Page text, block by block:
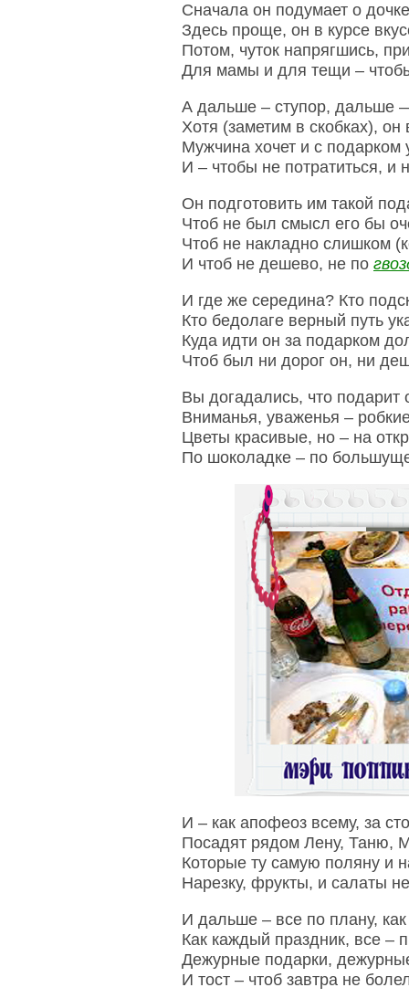
Сначала он подумает о
Здесь проще, он в курсе
Потом, чуток напрягшись,
Для мамы и для тещи –
А дальше – ступор, дальше
Хотя (заметим в скобках), он
Мужчина хочет и с подарком
И – чтобы не потратиться, и
Он подготовить им такой
Чтоб не был смысл его бы
Чтоб не накладно слишком
И чтоб не дешево, не по
И где же середина? Кто
Кто бедолаге верный путь
Куда идти он за подарком
Чтоб был ни дорог он, ни
Вы догадались, что подарит
Вниманья, уваженья –
Цветы красивые, но – на
По шоколадке – по
И – как апофеоз всему, за
Посадят рядом Лену, Таню,
Которые ту самую поляну и
Нарезку, фрукты, и салаты
И дальше – все по плану,
Как каждый праздник, все –
Дежурные подарки,
И тост – чтоб завтра не